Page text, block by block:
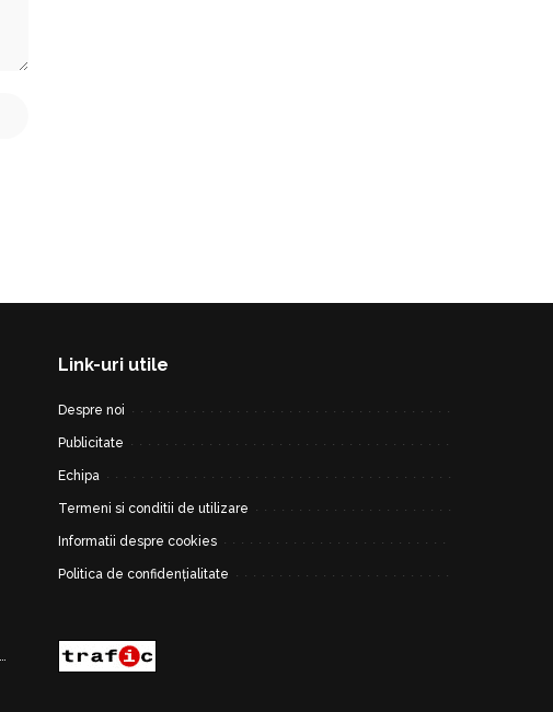
Link-uri utile
Despre noi
Publicitate
Echipa
Termeni si conditii de utilizare
Informatii despre cookies
Politica de confidențialitate